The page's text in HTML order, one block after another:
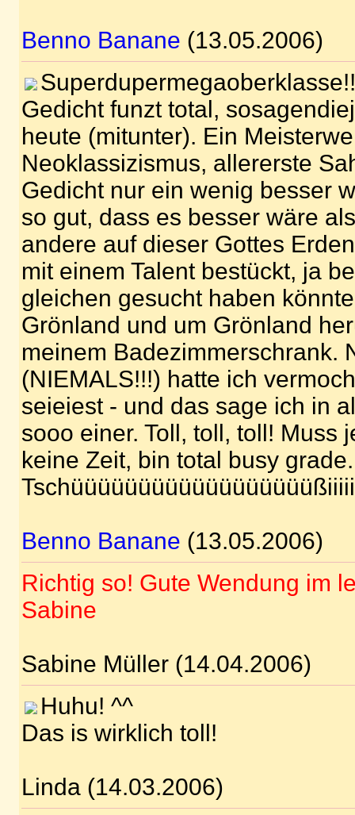
Benno Banane (13.05.2006)
Gedicht funzt total,
heute (mitunter). Ein
Neoklassizismus, allererste
Gedicht nur ein wenig besser
so gut, dass es besser wäre
andere auf dieser Gottes
mit einem Talent bestückt, ja
gleichen gesucht haben
Grönland und um Grönland
meinem Badezimmerschrank.
(NIEMALS!!!) hatte ich
seieiest - und das sage ich in
sooo einer. Toll, toll, toll! Muss
keine Zeit, bin total busy grade.
Benno Banane (13.05.2006)
Richtig so! Gute Wendung im
Sabine
Sabine Müller (14.04.2006)
Huhu! ^^
Das is wirklich toll!
Linda (14.03.2006)